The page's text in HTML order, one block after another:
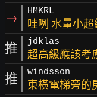
→ HMKRL
哇咧 水量小
推 jdklas
超高級應該考
推 windsson
東橫電梯旁的